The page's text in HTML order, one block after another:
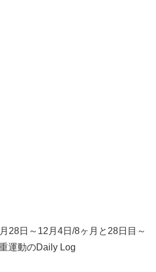
28日～12月4日/8ヶ月と28日目～
運動のDaily Log